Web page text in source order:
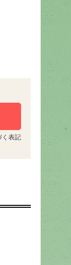
く表記